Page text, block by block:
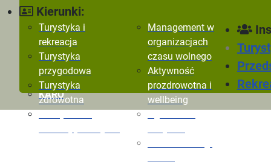
pracowników
Formularze oceny
pracowników
m-Legitymacja
E-
TiR
AZYMUT
Direttissima
KARO
Kierunki:
Turystyka i
rekreacja
Turystyka
przygodowa
Turystyka
zdrowotna
Management w
organizacjach
czasu wolnego
Aktywność
prozdrowotna i
wellbeing